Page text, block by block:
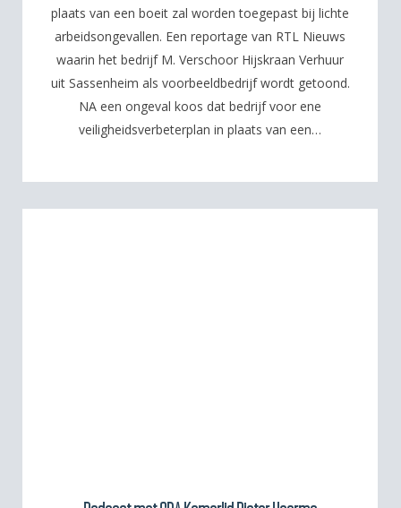
plaats van een boeit zal worden toegepast bij lichte
arbeidsongevallen. Een reportage van RTL Nieuws
waarin het bedrijf M. Verschoor Hijskraan Verhuur
uit Sassenheim als voorbeeldbedrijf wordt getoond.
NA een ongeval koos dat bedrijf voor ene
veiligheidsverbeterplan in plaats van een…